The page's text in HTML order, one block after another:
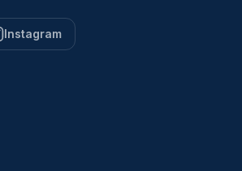
Instagram